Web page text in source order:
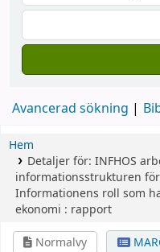
Avancerad sökning
Hem
Detaljer för: INFHOS
informationsstrukturen
Informationens roll som
ekonomi : rapport
Normalvy